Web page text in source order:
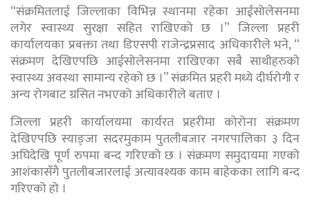
“संक्रमितलाई जिल्लाका विभिन्न स्थानमा रहेका आईसोलेसनमा
लगेर स्वास्थ्य सुरक्षा सहित राखिएको छ ।” जिल्ला प्रहरी
कार्यालयका प्रबक्ता तथा डिएसपी राजेन्द्रप्रसाद अधिकारीले भने, “
संक्रमण देखिएपछि आईसोलेसनमा राखिएका सबै साथीहरुको
स्वास्थ्य अवस्था सामान्य रहेको छ ।” संक्रमित प्रहरी मध्ये दीर्घरोगी र
अन्य रोगबाट ग्रसित नभएको अधिकारीले बताए ।
जिल्ला प्रहरी कार्यालयमा कार्यरत प्रहरीमा कोरोना संक्रमण
देखिएपछि स्याङ्जा सदरमुकाम पुतलीबजार नगरपालिका ३ दिन
अघिदेखि पूर्ण रुपमा बन्द गरिएको छ । संक्रमण समुदायमा गएको
आशंकासँगै पुतलीबजारलाई अत्यावश्यक काम बाहेकका लागि बन्द
गरिएको हो ।